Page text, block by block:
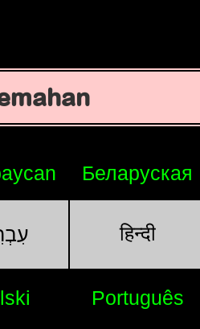
Беларуская
हिन्दी
Português